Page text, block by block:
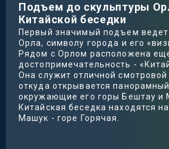
Подъем до скульптуры
Китайской беседки
Первый значимый подъем ведет
Орла, символу города и его
Рядом с Орлом расположена
достопримечательность -
Она служит отличной
откуда открывается
окружающие его горы Бештау и
Китайская беседка находятся
Машук - горе Горячая.